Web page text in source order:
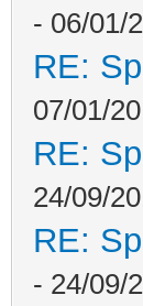
- 06/01/
RE:
07/01/
RE:
24/09/
RE:
- 24/09/